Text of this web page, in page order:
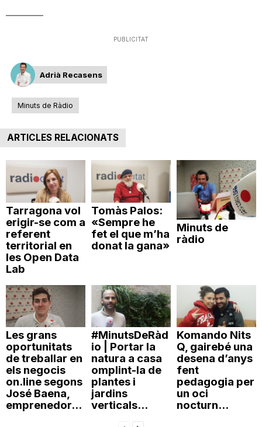
PUBLICITAT
Adrià Recasens
Minuts de Ràdio
ARTICLES RELACIONATS
Tarragona vol
erigir-se com a
referent
territorial en
les Open Data
Lab
Tomàs Palos:
«Sempre he
fet el que m’ha
donat la gana»
Minuts de
ràdio
Les grans
oportunitats
de treballar en
els negocis
on.line segons
José Baena,
emprenedor...
#MinutsDeRàd
io | Portar la
natura a casa
omplint-la de
plantes i
jardins
verticals...
Komando Nits
Q, gairebé una
desena d’anys
fent
pedagogia per
un oci
nocturn...